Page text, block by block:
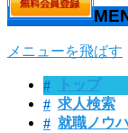
メニューを飛ばす
トップ
求人検索
就職ノウ